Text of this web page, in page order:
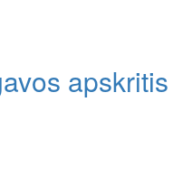
apskritis